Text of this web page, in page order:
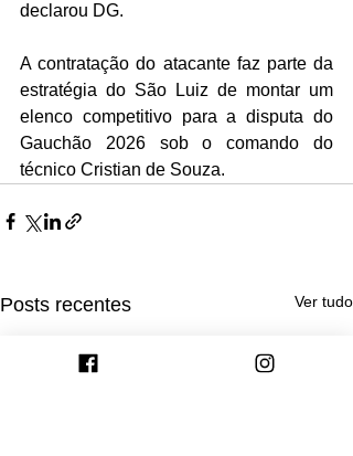
declarou DG.
A contratação do atacante faz parte da
estratégia do São Luiz de montar um
elenco competitivo para a disputa do
Gauchão 2026 sob o comando do
técnico Cristian de Souza.
Posts recentes Ver tudo